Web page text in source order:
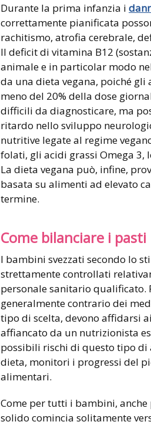
Durante la prima infanzia i
correttamente pianificata
rachitismo, atrofia cerebrale,
Il deficit di vitamina B12
animale e in particolar modo
da una dieta vegana, poiché
meno del 20% della dose
difficili da diagnosticare, ma
ritardo nello sviluppo
nutritive legate al regime
folati, gli acidi grassi Omega 3,
La dieta vegana può, infine,
basata su alimenti ad elevato
termine.
Come bilanciare i
I bambini svezzati secondo lo
strettamente controllati
personale sanitario qualificato.
generalmente contrario dei
tipo di scelta, devono affidarsi
affiancato da un nutrizionista
possibili rischi di questo tipo di
dieta, monitori i progressi del
alimentari.
Come per tutti i bambini,
solido comincia solitamente